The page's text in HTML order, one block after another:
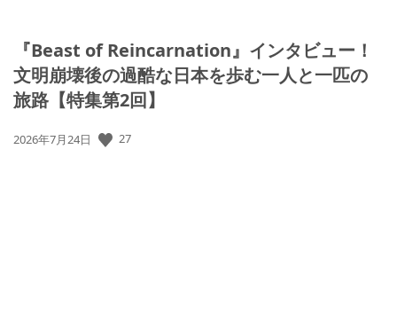
『Beast of Reincarnation』インタビュー！
文明崩壊後の過酷な日本を歩む一人と一匹の
旅路【特集第2回】
公
2026年7月24日 27